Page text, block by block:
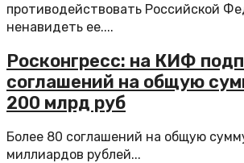
противодействовать Российской
ненавидеть ее....
Росконгресс: на КИФ
соглашений на общую
200 млрд руб
Более 80 соглашений на общую
миллиардов рублей...